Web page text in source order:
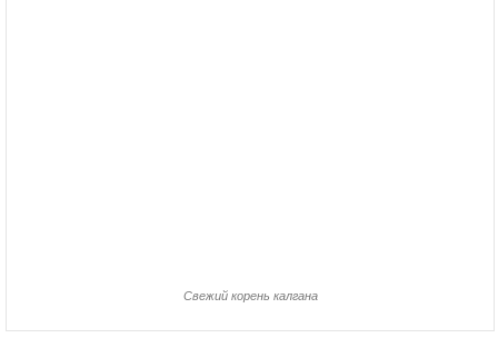
Свежий корень калгана